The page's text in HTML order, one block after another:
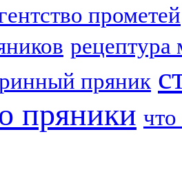
прометей
рецептура
пряник
пряники что